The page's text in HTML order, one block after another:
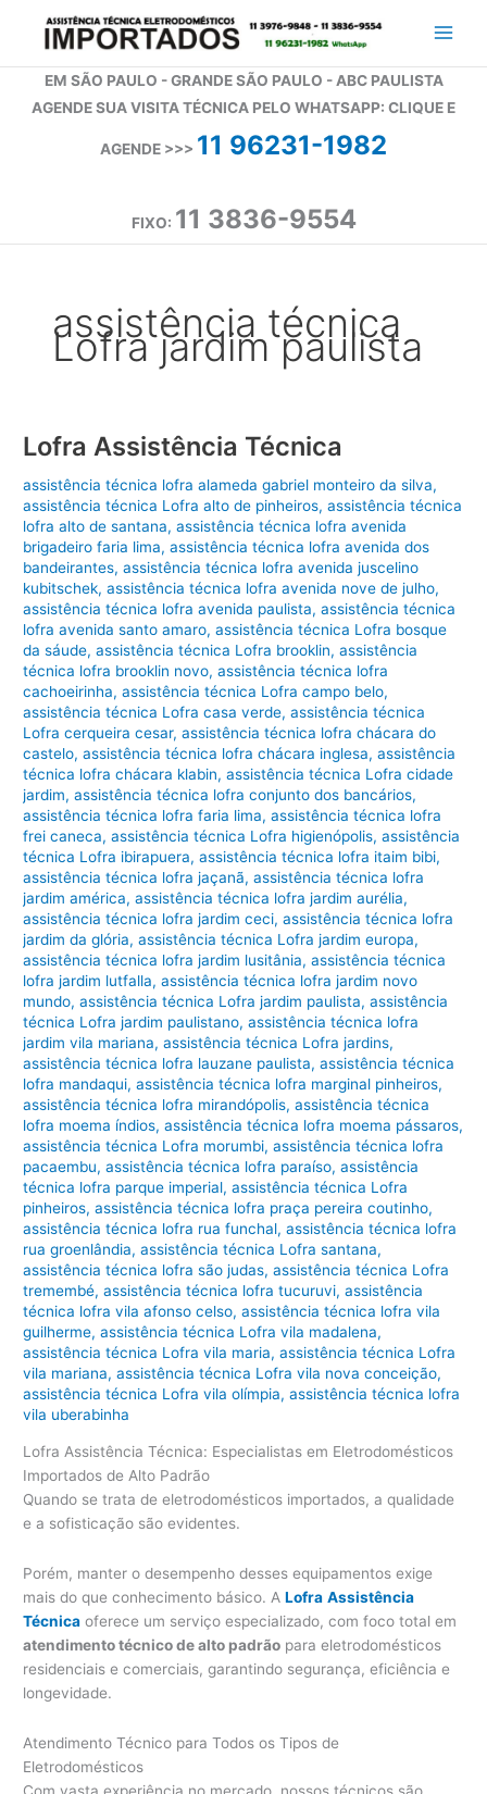
conteúdoEM SÃO PAULO - GRANDE SÃO PAULO - ABC PAULISTA
AGENDE SUA VISITA TÉCNICA PELO WHATSAPP: CLIQUE E
AGENDE >>> 11 96231-1982
FIXO: 11 3836-9554
assistência técnica
Lofra jardim paulista
Lofra Assistência Técnica
assistência técnica lofra alameda gabriel monteiro da silva,
assistência técnica Lofra alto de pinheiros,assistência técnica
lofra alto de santana,assistência técnica lofra avenida
brigadeiro faria lima,assistência técnica lofra avenida dos
bandeirantes,assistência técnica lofra avenida juscelino
kubitschek,assistência técnica lofra avenida nove de julho,
assistência técnica lofra avenida paulista,assistência técnica
lofra avenida santo amaro,assistência técnica Lofra bosque
da sáude,assistência técnica Lofra brooklin,assistência
técnica lofra brooklin novo,assistência técnica lofra
cachoeirinha,assistência técnica Lofra campo belo,
assistência técnica Lofra casa verde,assistência técnica
Lofra cerqueira cesar,assistência técnica lofra chácara do
castelo,assistência técnica lofra chácara inglesa,assistência
técnica lofra chácara klabin,assistência técnica Lofra cidade
jardim,assistência técnica lofra conjunto dos bancários,
assistência técnica lofra faria lima,assistência técnica lofra
frei caneca,assistência técnica Lofra higienópolis,assistência
técnica Lofra ibirapuera,assistência técnica lofra itaim bibi,
assistência técnica lofra jaçanã,assistência técnica lofra
jardim américa,assistência técnica lofra jardim aurélia,
assistência técnica lofra jardim ceci,assistência técnica lofra
jardim da glória,assistência técnica Lofra jardim europa,
assistência técnica lofra jardim lusitânia,assistência técnica
lofra jardim lutfalla,assistência técnica lofra jardim novo
mundo,assistência técnica Lofra jardim paulista,assistência
técnica Lofra jardim paulistano,assistência técnica lofra
jardim vila mariana,assistência técnica Lofra jardins,
assistência técnica lofra lauzane paulista,assistência técnica
lofra mandaqui,assistência técnica lofra marginal pinheiros,
assistência técnica lofra mirandópolis,assistência técnica
lofra moema índios,assistência técnica lofra moema pássaros,
assistência técnica Lofra morumbi,assistência técnica lofra
pacaembu,assistência técnica lofra paraíso,assistência
técnica lofra parque imperial,assistência técnica Lofra
pinheiros,assistência técnica lofra praça pereira coutinho,
assistência técnica lofra rua funchal,assistência técnica lofra
rua groenlândia,assistência técnica Lofra santana,
assistência técnica lofra são judas,assistência técnica Lofra
tremembé,assistência técnica lofra tucuruvi,assistência
técnica lofra vila afonso celso,assistência técnica lofra vila
guilherme,assistência técnica Lofra vila madalena,
assistência técnica Lofra vila maria,assistência técnica Lofra
vila mariana,assistência técnica Lofra vila nova conceição,
assistência técnica Lofra vila olímpia,assistência técnica lofra
vila uberabinha
Lofra Assistência Técnica: Especialistas em Eletrodomésticos
Importados de Alto Padrão
Quando se trata de eletrodomésticos importados, a qualidade
e a sofisticação são evidentes.
Porém, manter o desempenho desses equipamentos exige
mais do que conhecimento básico. ALofra Assistência
Técnica oferece um serviço especializado, com foco total em
atendimento técnico de alto padrão para eletrodomésticos
residenciais e comerciais, garantindo segurança, eficiência e
longevidade.
Atendimento Técnico para Todos os Tipos de
Eletrodomésticos